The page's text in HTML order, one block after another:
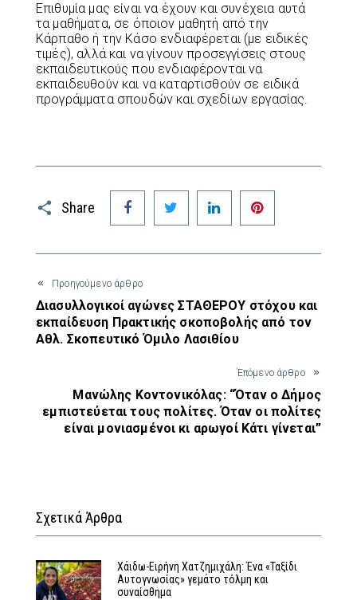
Επιθυμία μας είναι να έχουν και συνέχεια αυτά
τα μαθήματα, σε όποιον μαθητή από την
Κάρπαθο ή την Κάσο ενδιαφέρεται (με ειδικές
τιμές), αλλά και να γίνουν προσεγγίσεις στους
εκπαιδευτικούς που ενδιαφέρονται να
εκπαιδευθούν και να καταρτισθούν σε ειδικά
προγράμματα σπουδών και σχεδίων εργασίας.
Share
Facebook Twitter LinkedIn
Προηγούμενο άρθρο
Διασυλλογικοί αγώνες ΣΤΑΘΕΡΟΥ στόχου και
εκπαίδευση Πρακτικής σκοποβολής από τον
Αθλ. Σκοπευτικό Όμιλο Λασιθίου
Έπόμενο άρθρο
Μανώλης Κοντονικόλας: “Όταν ο Δήμος
εμπιστεύεται τους πολίτες. Όταν οι πολίτες
είναι μονιασμένοι κι αρωγοί Κάτι γίνεται”
Σχετικά Άρθρα
Χάιδω-Ειρήνη Χατζημιχάλη: Ένα «Ταξίδι
Αυτογνωσίας» γεμάτο τόλμη και
συναίσθημα